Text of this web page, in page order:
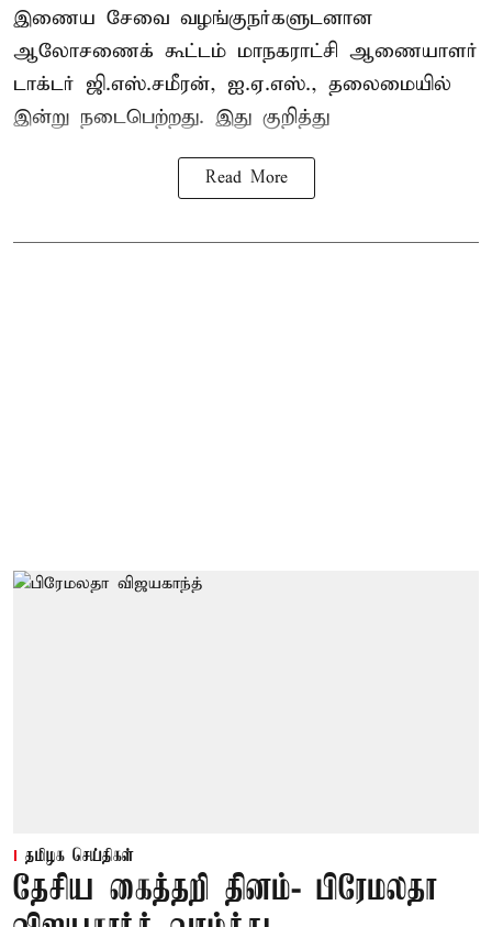
இணைய சேவை வழங்குநர்களுடனான
ஆலோசணைக் கூட்டம் மாநகராட்சி ஆணையாளர்
டாக்டர் ஜி.எஸ்.சமீரன், ஐ.ஏ.எஸ்., தலைமையில்
இன்று நடைபெற்றது. இது குறித்து
Read More
தமிழக செய்திகள்
தேசிய கைத்தறி தினம்- பிரேமலதா